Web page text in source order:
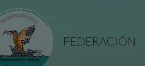
FEDERACIÓN